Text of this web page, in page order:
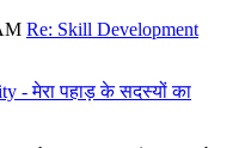
Re: Skill Development
- मेरा पहाड़ के सदस्यों का